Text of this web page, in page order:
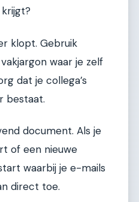
klopt. Gebruik
waar je zelf
dat je collega’s
bestaat.
document. Als je
of een nieuwe
waarbij je e-mails
direct toe.